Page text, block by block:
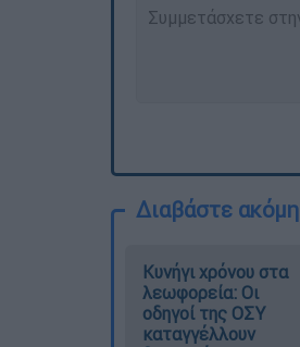
Διαβάστε ακόμη
Κυνήγι χρόνου στα
λεωφορεία: Οι
οδηγοί της ΟΣΥ
καταγγέλλουν